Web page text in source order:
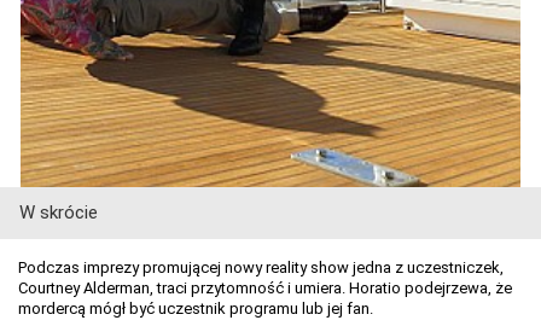
W skrócie
Podczas imprezy promującej nowy reality show jedna z uczestniczek,
Courtney Alderman, traci przytomność i umiera. Horatio podejrzewa, że
mordercą mógł być uczestnik programu lub jej fan.